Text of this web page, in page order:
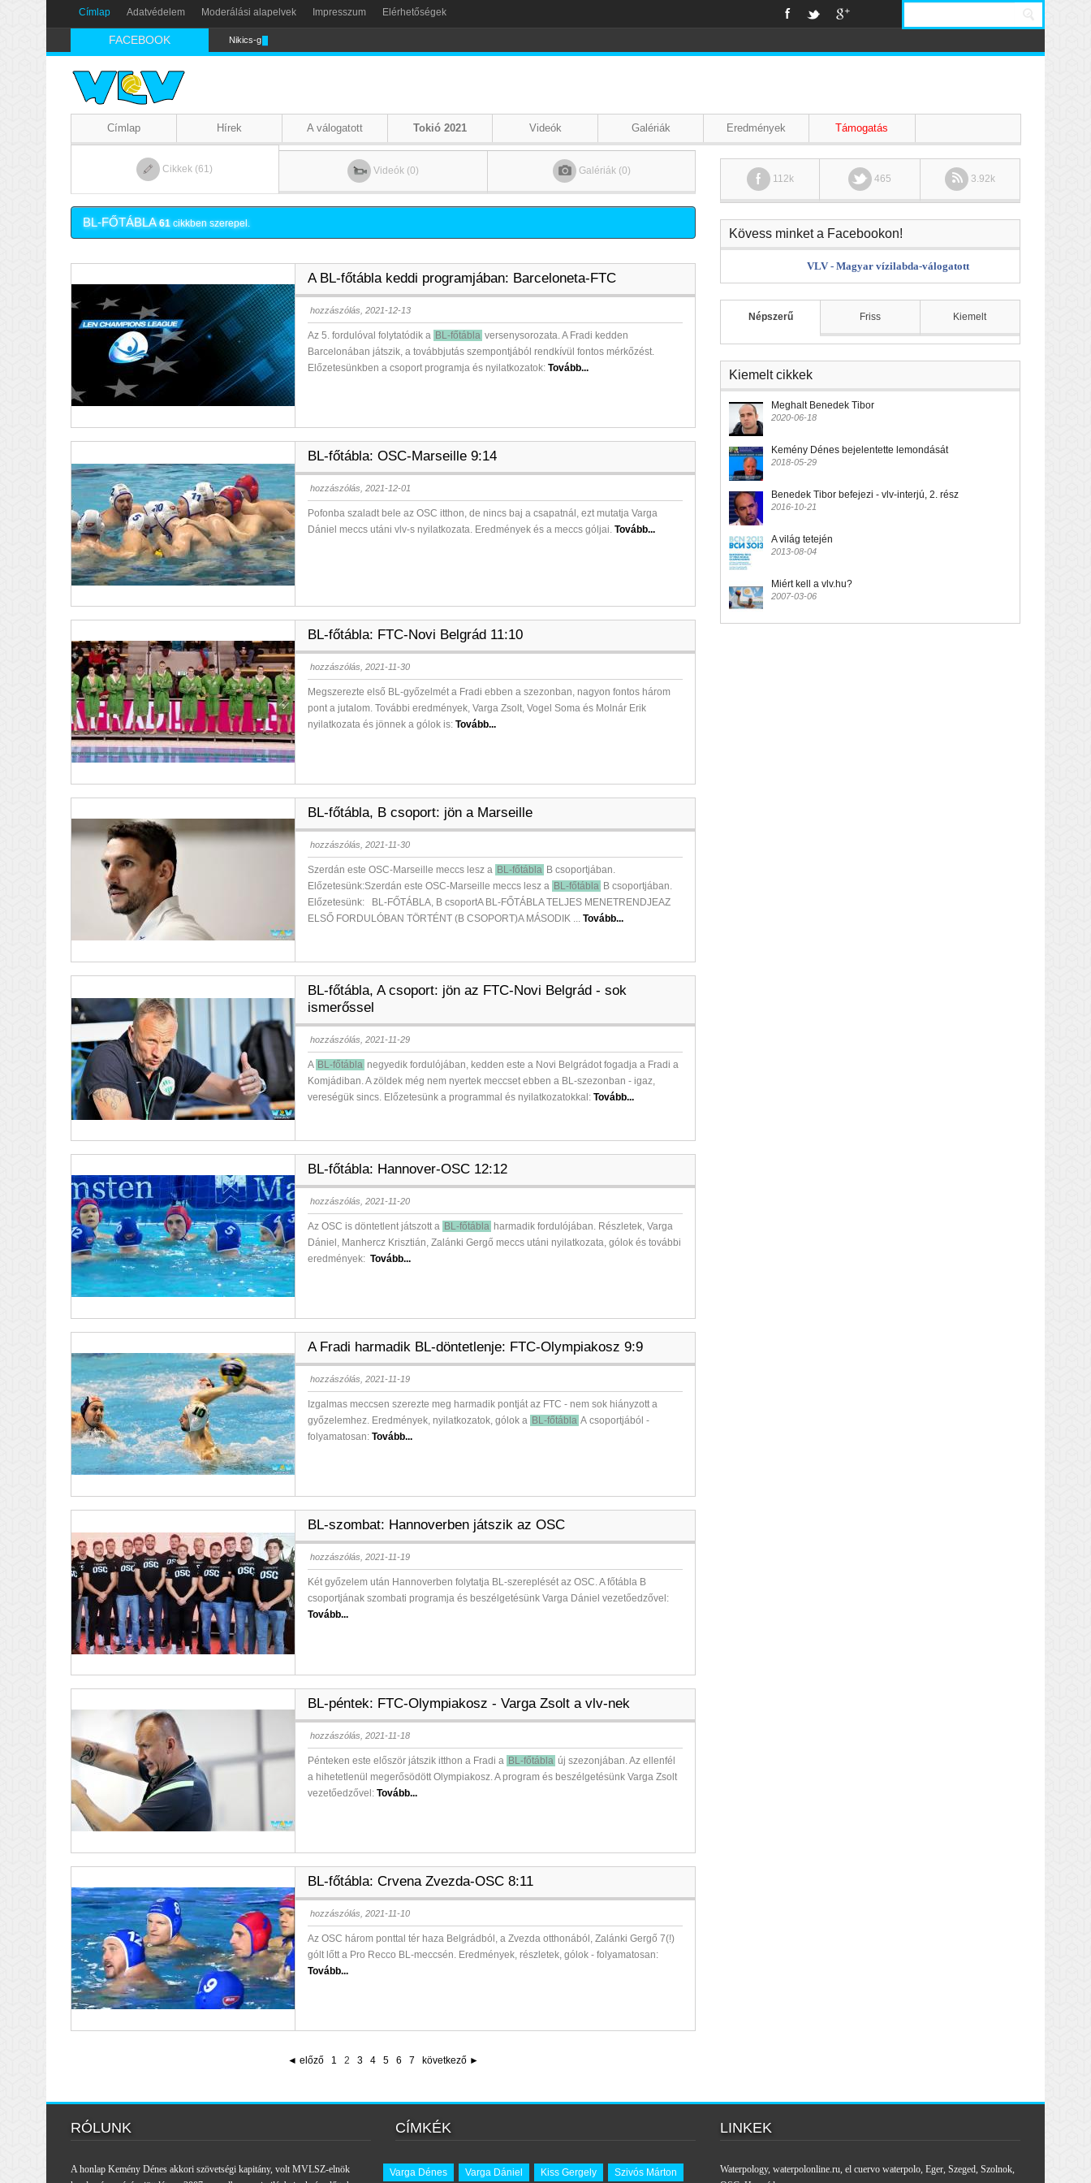
Címlap Adatvédelem Moderálási alapelvek Impresszum Elérhetőségek
FACEBOOK Nikics-gól lábbal
Címlap Hírek A válogatott Tokió 2021 Videók Galériák Eredmények Támogatás
Cikkek (61) Videók (0) Galériák (0)
BL-FŐTÁBLA 61cikkben szerepel.
A BL-főtábla keddi programjában: Barceloneta-FTC
hozzászólás, 2021-12-13
Az 5. fordulóval folytatódik a BL-főtábla versenysorozata. A Fradi kedden
Barcelonában játszik, a továbbjutás szempontjából rendkívül fontos mérkőzést.
Előzetesünkben a csoport programja és nyilatkozatok:Tovább...
BL-főtábla: OSC-Marseille 9:14
hozzászólás, 2021-12-01
Pofonba szaladt bele az OSC itthon, de nincs baj a csapatnál, ezt mutatja Varga
Dániel meccs utáni vlv-s nyilatkozata. Eredmények és a meccs góljai.Tovább...
BL-főtábla: FTC-Novi Belgrád 11:10
hozzászólás, 2021-11-30
Megszerezte első BL-győzelmét a Fradi ebben a szezonban, nagyon fontos három
pont a jutalom. További eredmények, Varga Zsolt, Vogel Soma és Molnár Erik
nyilatkozata és jönnek a gólok is:Tovább...
BL-főtábla, B csoport: jön a Marseille
hozzászólás, 2021-11-30
Szerdán este OSC-Marseille meccs lesz a BL-főtábla B csoportjában.
Előzetesünk:Szerdán este OSC-Marseille meccs lesz a BL-főtábla B csoportjában.
Előzetesünk: BL-FŐTÁBLA, B csoportA BL-FŐTÁBLA TELJES MENETRENDJEAZ
ELSŐ FORDULÓBAN TÖRTÉNT (B CSOPORT)A MÁSODIK ...Tovább...
BL-főtábla, A csoport: jön az FTC-Novi Belgrád - sok
ismerőssel
hozzászólás, 2021-11-29
A BL-főtábla negyedik fordulójában, kedden este a Novi Belgrádot fogadja a Fradi a
Komjádiban. A zöldek még nem nyertek meccset ebben a BL-szezonban - igaz,
vereségük sincs. Előzetesünk a programmal és nyilatkozatokkal:Tovább...
BL-főtábla: Hannover-OSC 12:12
hozzászólás, 2021-11-20
Az OSC is döntetlent játszott a BL-főtábla harmadik fordulójában. Részletek, Varga
Dániel, Manhercz Krisztián, Zalánki Gergő meccs utáni nyilatkozata, gólok és további
eredmények:Tovább...
A Fradi harmadik BL-döntetlenje: FTC-Olympiakosz 9:9
hozzászólás, 2021-11-19
Izgalmas meccsen szerezte meg harmadik pontját az FTC - nem sok hiányzott a
győzelemhez. Eredmények, nyilatkozatok, gólok a BL-főtábla A csoportjából -
folyamatosan:Tovább...
BL-szombat: Hannoverben játszik az OSC
hozzászólás, 2021-11-19
Két győzelem után Hannoverben folytatja BL-szereplését az OSC. A főtábla B
csoportjának szombati programja és beszélgetésünk Varga Dániel vezetőedzővel:
Tovább...
BL-péntek: FTC-Olympiakosz - Varga Zsolt a vlv-nek
hozzászólás, 2021-11-18
Pénteken este először játszik itthon a Fradi a BL-főtábla új szezonjában. Az ellenfél
a hihetetlenül megerősödött Olympiakosz. A program és beszélgetésünk Varga Zsolt
vezetőedzővel:Tovább...
BL-főtábla: Crvena Zvezda-OSC 8:11
hozzászólás, 2021-11-10
Az OSC három ponttal tér haza Belgrádból, a Zvezda otthonából, Zalánki Gergő 7(!)
gólt lőtt a Pro Recco BL-meccsén. Eredmények, részletek, gólok - folyamatosan:
Tovább...
◄ előző 1 2 3 4 5 6 7 következő ►
112k 465 3.92k
Kövess minket a Facebookon!
VLV - Magyar vízilabda-válogatott
Népszerű Friss Kiemelt
Kiemelt cikkek
Meghalt Benedek Tibor
2020-06-18
Kemény Dénes bejelentette lemondását
2018-05-29
Benedek Tibor befejezi - vlv-interjú, 2. rész
2016-10-21
A világ tetején
2013-08-04
Miért kell a vlv.hu?
2007-03-06
RÓLUNK
A honlap Kemény Dénes akkori szövetségi kapitány, volt MVLSZ-elnök
CÍMKÉK
Varga Dénes Varga Dániel Kiss Gergely Szivós Márton
LINKEK
Waterpology, waterpolonline.ru, el cuervo waterpolo, Eger, Szeged, Szolnok,